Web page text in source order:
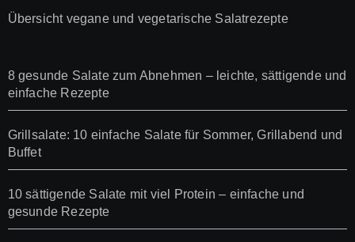
Übersicht vegane und vegetarische Salatrezepte
8 gesunde Salate zum Abnehmen – leichte, sättigende und
einfache Rezepte
Grillsalate: 10 einfache Salate für Sommer, Grillabend und
Buffet
10 sättigende Salate mit viel Protein – einfache und
gesunde Rezepte